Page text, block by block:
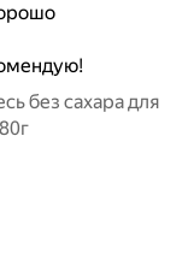
без сахара для